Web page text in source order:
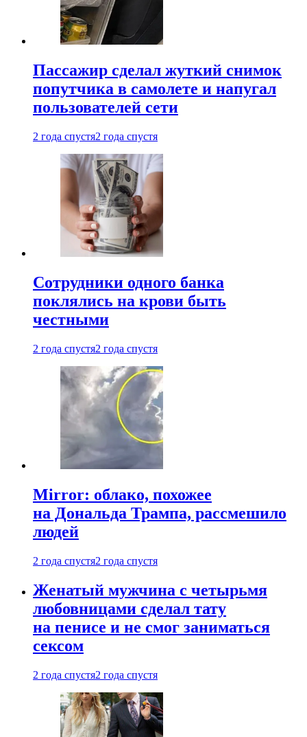
Пассажир сделал жуткий снимок
попутчика в самолете и напугал
пользователей сети
2 года спустя2 года спустя
Сотрудники одного банка
поклялись на крови быть
честными
2 года спустя2 года спустя
Mirror: облако, похожее
на Дональда Трампа, рассмешило
людей
2 года спустя2 года спустя
Женатый мужчина с четырьмя
любовницами сделал тату
на пенисе и не смог заниматься
сексом
2 года спустя2 года спустя